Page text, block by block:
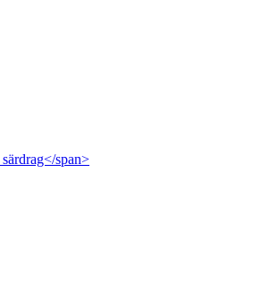
span>